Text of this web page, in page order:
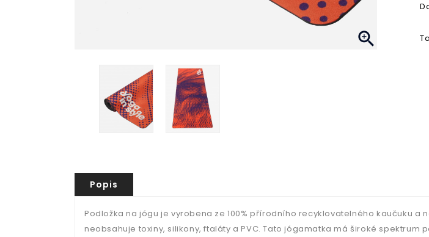

Popis
Podložka na jógu je vyrobena ze 100% přírodního recyklovatelného kaučuku
neobsahuje toxiny, silikony, ftaláty a PVC. Tato jógamatka má široké